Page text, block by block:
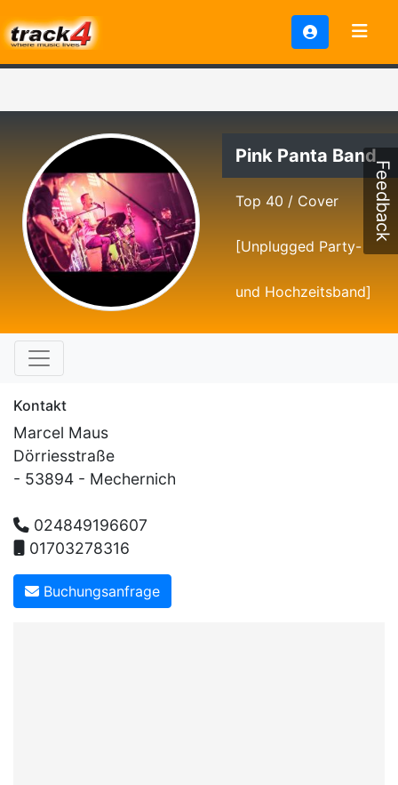
Pink Panta Band
Top 40 / Cover
[Unplugged Party-
und Hochzeitsband]
Kontakt
Marcel Maus
Dörriesstraße
- 53894 - Mechernich
024849196607
01703278316
Buchungsanfrage
Feedback